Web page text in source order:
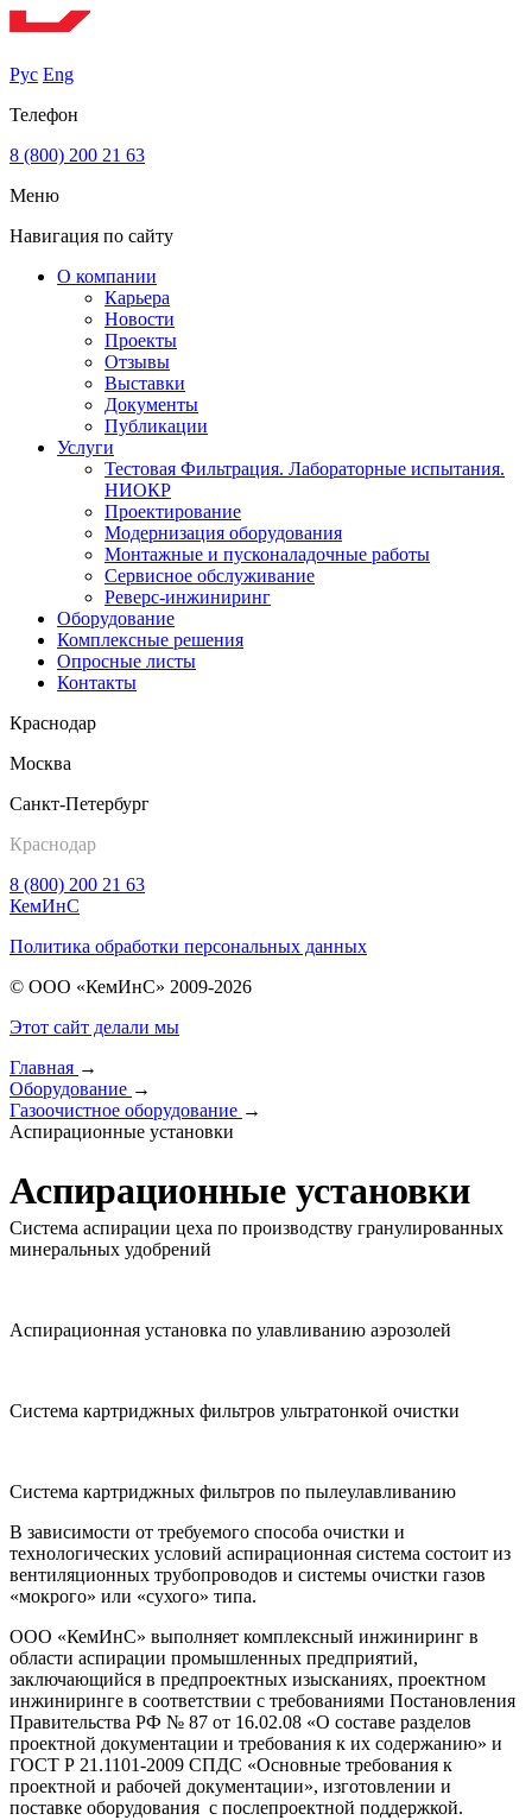
Рус Eng
Телефон
8 (800) 200 21 63
Меню
Навигация по сайту
О компании
Карьера
Новости
Проекты
Отзывы
Выставки
Документы
Публикации
Услуги
Тестовая Фильтрация. Лабораторные испытания.
НИОКР
Проектирование
Модернизация оборудования
Монтажные и пусконаладочные работы
Сервисное обслуживание
Реверс-инжиниринг
Оборудование
Комплексные решения
Опросные листы
Контакты
Краснодар
Москва
Санкт-Петербург
Краснодар
8 (800) 200 21 63
КемИнС
Политика обработки персональных данных
© ООО «КемИнС» 2009-2026
Этот сайт делали мы
Главная →
Оборудование →
Газоочистное оборудование →
Аспирационные установки
Аспирационные установки
Система аспирации цеха по производству гранулированных
минеральных удобрений
Аспирационная установка по улавливанию аэрозолей
Система картриджных фильтров ультратонкой очистки
Система картриджных фильтров по пылеулавливанию
В зависимости от требуемого способа очистки и
технологических условий аспирационная система состоит из
вентиляционных трубопроводов и системы очистки газов
«мокрого» или «сухого» типа.
ООО «КемИнС» выполняет комплексный инжиниринг в
области аспирации промышленных предприятий,
заключающийся в предпроектных изысканиях, проектном
инжиниринге в соответствии с требованиями Постановления
Правительства РФ № 87 от 16.02.08 «О составе разделов
проектной документации и требования к их содержанию» и
ГОСТ Р 21.1101-2009 СПДС «Основные требования к
проектной и рабочей документации», изготовлении и
поставке оборудования с послепроектной поддержкой.